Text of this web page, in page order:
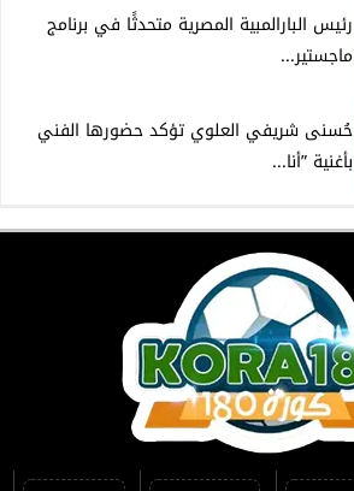
رئيس البارالمبية المصرية متحدثًا في برنامج
ماجستير...
حُسنى شريفي العلوي تؤكد حضورها الفني
بأغنية ”أنا...